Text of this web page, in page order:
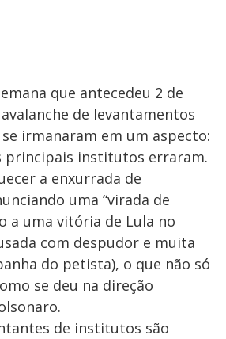
que antecedeu 2 de
de levantamentos
irmanaram em um aspecto:
principais institutos erraram.
a enxurrada de
uma “virada de
a uma vitória de Lula no
com despudor e muita
do petista), o que não só
se deu na direção
de institutos são